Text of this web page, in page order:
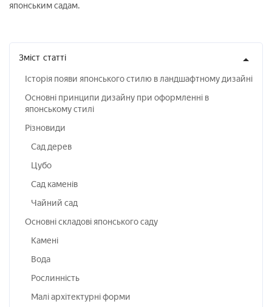
японським садам.
Зміст статті
Історія появи японського стилю в ландшафтному дизайні
Основні принципи дизайну при оформленні в
японському стилі
Різновиди
Сад дерев
Цубо
Сад каменів
Чайний сад
Основні складові японського саду
Камені
Вода
Рослинність
Малі архітектурні форми